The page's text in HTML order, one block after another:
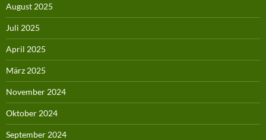
August 2025
Juli 2025
April 2025
März 2025
November 2024
Oktober 2024
September 2024